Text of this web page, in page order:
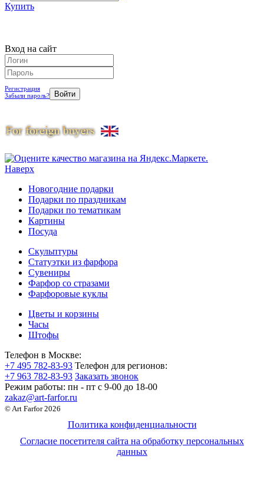
Купить
Вход на сайт
Регистрация
Забыли пароль?
Наверх
Новогодние подарки
Подарки по праздникам
Подарки по тематикам
Картины
Посуда
Скульптуры
Статуэтки из фарфора
Сувениры
Фарфор со стразами
Фарфоровые куклы
Цветы и корзины
Часы
Штофы
Телефон в Москве:
+7 495 782-83-93 Телефон для регионов:
+7 963 782-83-93 Заказать звонок
Режим работы: пн - пт c 9-00 до 18-00
zakaz@art-farfor.ru
© Art Farfor 2026
Политика конфиденциальности
Согласие посетителя сайта на обработку персональных
данных